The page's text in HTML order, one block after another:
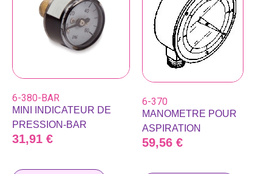
6-380-BAR
MINI INDICATEUR DE
PRESSION-BAR
31,91 €
6-370
MANOMETRE POUR
ASPIRATION
59,56 €